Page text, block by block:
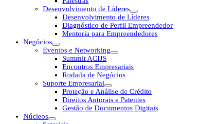
Desenvolvimento de Líderes
Desenvolvimento de Líderes
Diagnóstico de Perfil Empreendedor
Mentoria para Empreendedores
Negócios
Eventos e Networking
Summit ACIJS
Encontros Empresariais
Rodada de Negócios
Suporte Empresarial
Proteção e Análise de Crédito
Direitos Autorais e Patentes
Gestão de Documentos Digitais
Núcleos